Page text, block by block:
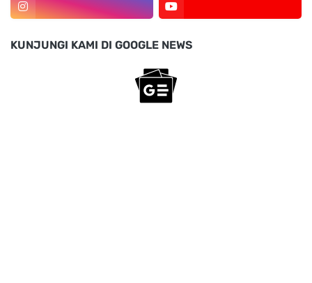
KUNJUNGI KAMI DI GOOGLE NEWS